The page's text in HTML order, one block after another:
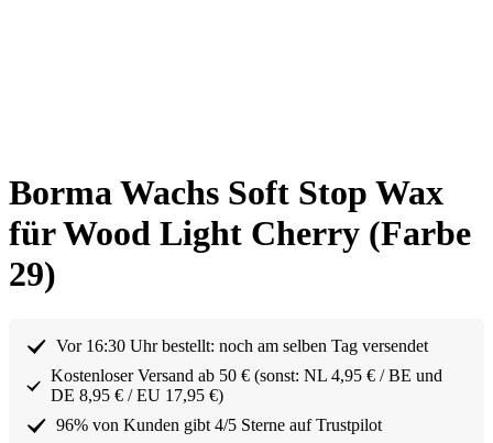
Borma Wachs Soft Stop Wax
für Wood Light Cherry (Farbe
29)
Vor 16:30 Uhr bestellt: noch am selben Tag versendet
Kostenloser Versand ab 50 € (sonst: NL 4,95 € / BE und
DE 8,95 € / EU 17,95 €)
96% von Kunden gibt 4/5 Sterne auf Trustpilot